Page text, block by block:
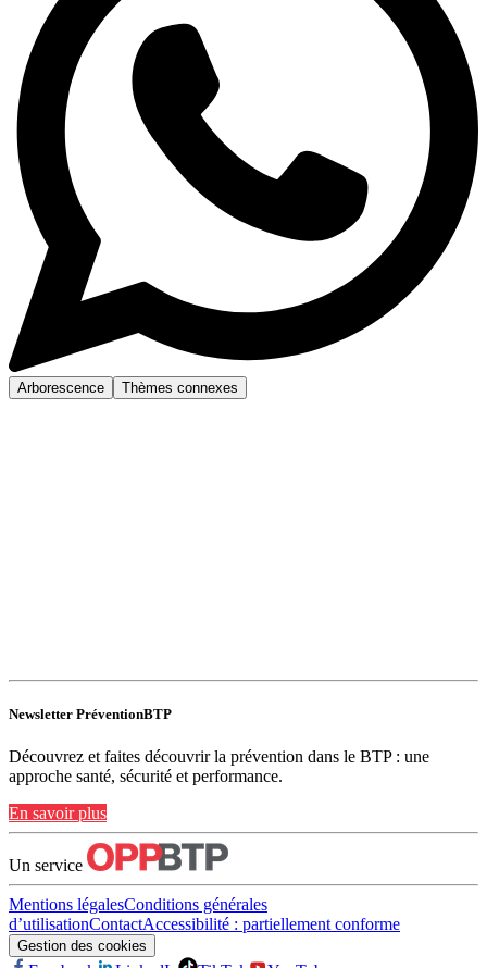
Arborescence Thèmes connexes
Newsletter PréventionBTP
Découvrez et faites découvrir la prévention dans le BTP : une
approche santé, sécurité et performance.
En savoir plus
Un service
Mentions légalesConditions générales
d’utilisationContactAccessibilité : partiellement conforme
Gestion des cookies